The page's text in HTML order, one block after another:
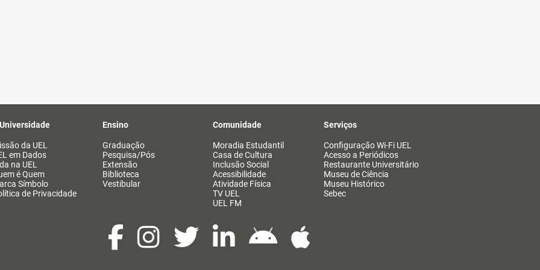
da UEL
em Dados
na UEL
é Quem
Símbolo
de Privacidade
Ensino
Graduação
Pesquisa/Pós
Extensão
Biblioteca
Vestibular
Comunidade
Moradia Estudantil
Casa de Cultura
Inclusão Social
Acessibilidade
Atividade Física
TV UEL
UEL FM
Serviços
Configuração Wi-Fi UEL
Acesso a Periódicos
Restaurante Universitário
Museu de Ciência
Museu Histórico
Sebec